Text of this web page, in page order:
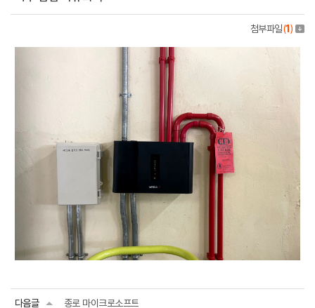
첨부파일(1 )
다음글 종로 마이크로소프트